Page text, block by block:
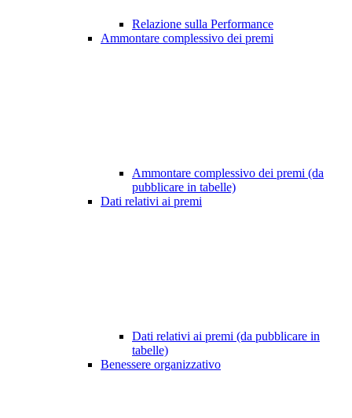
Relazione sulla Performance
Ammontare complessivo dei premi
Ammontare complessivo dei premi (da
pubblicare in tabelle)
Dati relativi ai premi
Dati relativi ai premi (da pubblicare in
tabelle)
Benessere organizzativo